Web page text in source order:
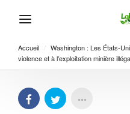
Accueil
Washington : Les États-
violence et à l’exploitation minière